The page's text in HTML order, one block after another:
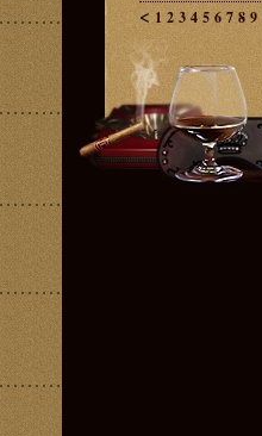
< 1 2 3 4 5 6 7 8 9